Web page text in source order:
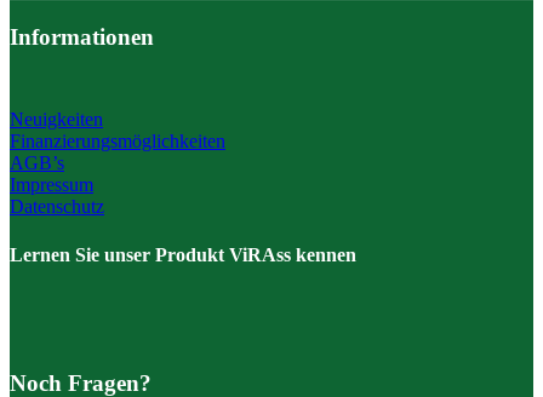
Informationen
Neuigkeiten
Finanzierungsmöglichkeiten
AGB’s
Impressum
Datenschutz
Lernen Sie unser Produkt ViRAss kennen
Noch Fragen?